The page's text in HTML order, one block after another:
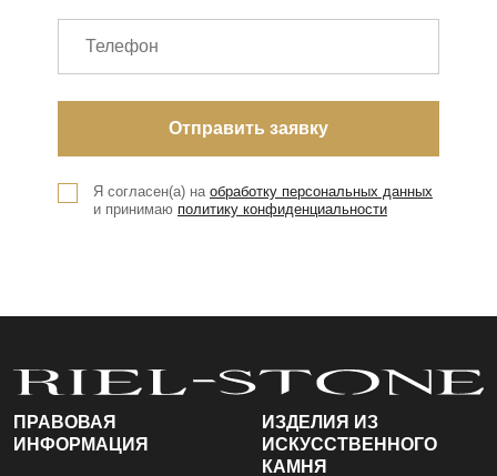
Я согласен(а) на обработку персональных данных
и принимаю политику конфиденциальности
ПРАВОВАЯ
ИНФОРМАЦИЯ
ИЗДЕЛИЯ ИЗ
ИСКУССТВЕННОГО
КАМНЯ